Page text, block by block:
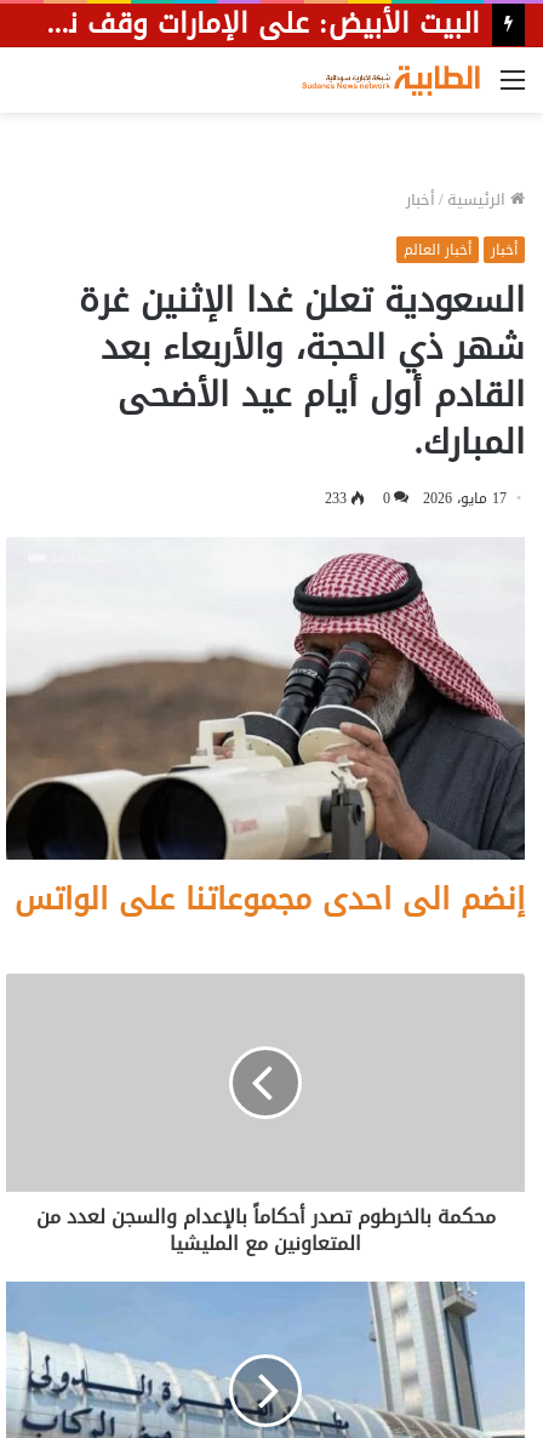
البيت الأبيض: على ⁧‫الإمارات‬⁩ وقف نباح أحد أتباعها ضد ترمب
القائمة
الرئيسية/أخبار
أخبار أخبار العالم
السعودية تعلن غدا الإثنين غرة
شهر ذي الحجة، والأربعاء بعد
القادم أول أيام عيد الأضحى
المبارك.
17 مايو، 2026 0
233
إنضم الى احدى مجموعاتنا على الواتس
محكمة بالخرطوم تصدر أحكاماً بالإعدام والسجن لعدد من
المتعاونين مع المليشيا